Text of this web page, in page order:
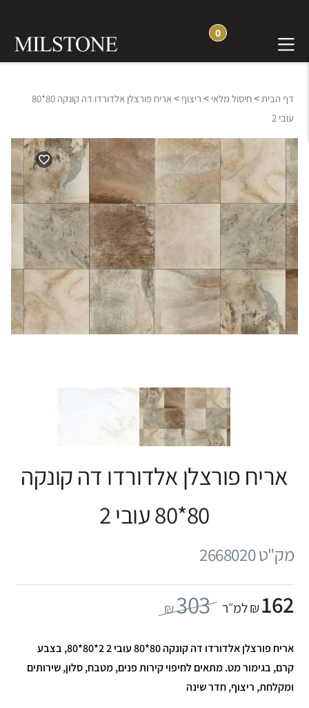
0
דף הבית>חיסול מלאי > ריצוף >
אריח פורצלן אלדורדו דה קונקה 80*80
עובי 2
אריח פורצלן אלדורדו דה קונקה
80*80 עובי 2
מק"ט 2668020
162₪ למ״ר 303
₪
אריח פורצלן אלדורדו דה קונקה 80*80 עובי 2 2*80*80, בצבע
קרם, בגימור מט. מתאים לחיפוי קירות פנים, מטבח, סלון, שירותים
ומקלחת, ריצוף, חדר שינה